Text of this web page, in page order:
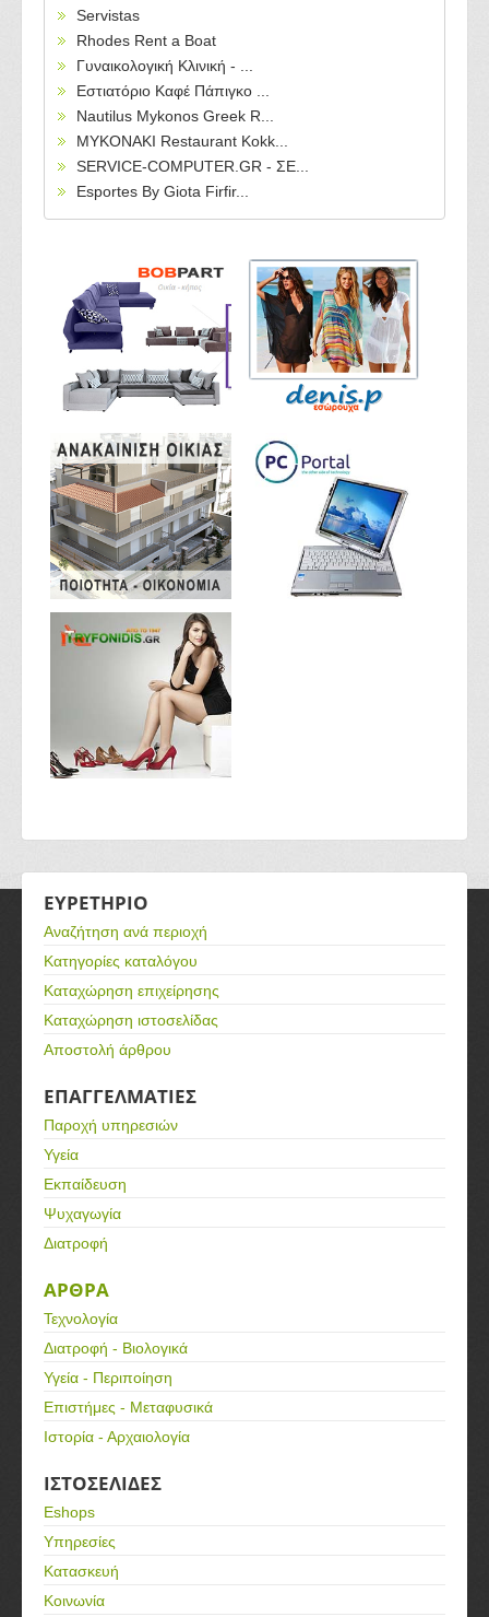
Servistas
Rhodes Rent a Boat
Γυναικολογική Κλινική - ...
Εστιατόριο Καφέ Πάπιγκο ...
Nautilus Mykonos Greek R...
MYKONAKI Restaurant Kokk...
SERVICE-COMPUTER.GR - ΣΕ...
Esportes By Giota Firfir...
ΕΥΡΕΤΗΡΙΟ
Αναζήτηση ανά περιοχή
Κατηγορίες καταλόγου
Καταχώρηση επιχείρησης
Καταχώρηση ιστοσελίδας
Αποστολή άρθρου
ΕΠΑΓΓΕΛΜΑΤΙΕΣ
Παροχή υπηρεσιών
Υγεία
Εκπαίδευση
Ψυχαγωγία
Διατροφή
ΑΡΘΡΑ
Τεχνολογία
Διατροφή - Βιολογικά
Υγεία - Περιποίηση
Επιστήμες - Μεταφυσικά
Ιστορία - Αρχαιολογία
ΙΣΤΟΣΕΛΙΔΕΣ
Eshops
Υπηρεσίες
Κατασκευή
Κοινωνία